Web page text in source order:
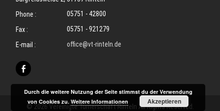
Phone :
05751 - 42800
Fax :
05751 - 921279
E-mail :
office@vt-rinteln.de
© 2026 Vereinigte Turnerschaft Rinteln All Rights Reserved.
Durch die weitere Nutzung der Seite stimmst du der Verwendung
von Cookies zu.Weitere Informationen Akzeptieren